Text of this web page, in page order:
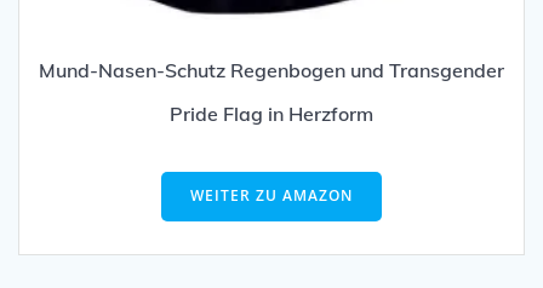
Mund-Nasen-Schutz Regenbogen und Transgender
Pride Flag in Herzform
WEITER ZU AMAZON